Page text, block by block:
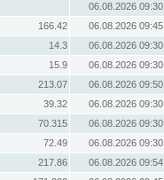
06.08.2026 09:30
166.42
06.08.2026 09:45
14.3
06.08.2026 09:30
15.9
06.08.2026 09:30
213.07
06.08.2026 09:50
39.32
06.08.2026 09:30
70.315
06.08.2026 09:30
72.49
06.08.2026 09:30
217.86
06.08.2026 09:54